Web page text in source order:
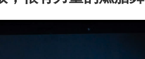
白友好_第一视频